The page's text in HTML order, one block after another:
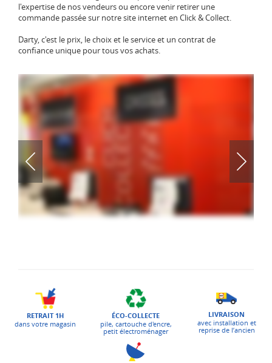
l'expertise de nos vendeurs ou encore venir retirer une
commande passée sur notre site internet en Click & Collect.
Darty, c'est le prix, le choix et le service et un contrat de
confiance unique pour tous vos achats.
RETRAIT 1H
dans votre magasin
ÉCO-COLLECTE
pile, cartouche d'encre,
petit électroménager
LIVRAISON
avec installation et
reprise de l’ancien